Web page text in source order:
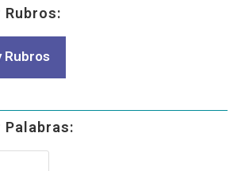
Rubros:
Rubros
Palabras: